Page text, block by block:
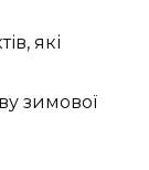
які
зимової